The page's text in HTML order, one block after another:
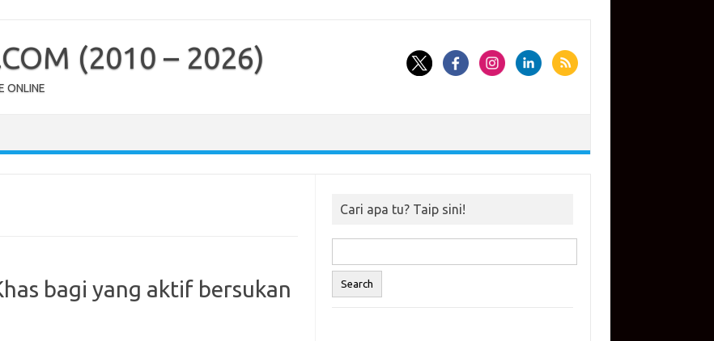
(2010 – 2026)
ONLINE
bagi yang aktif bersukan
Cari apa tu? Taip sini!